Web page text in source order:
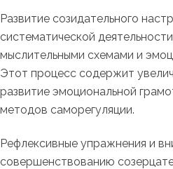
Развитие созидательного
систематической
мыслительными схемами и
Этот процесс содержит
развитие эмоциональной
методов саморегуляции.
Рефлексивные упражнения и
совершенствованию